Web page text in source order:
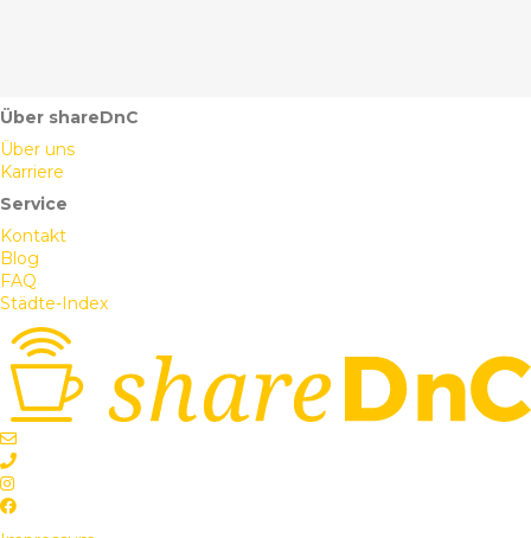
Über shareDnC
Über uns
Karriere
Service
Kontakt
Blog
FAQ
Städte-Index